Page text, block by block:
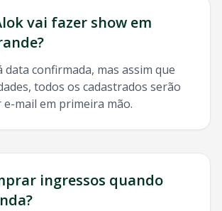
vai fazer show em
?
data confirmada, mas assim que
todos os cadastrados serão
mail em primeira mão.
ingressos quando